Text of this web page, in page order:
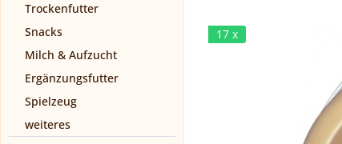
Trockenfutter
Snacks
Milch & Aufzucht
Ergänzungsfutter
Spielzeug
weiteres
17 x